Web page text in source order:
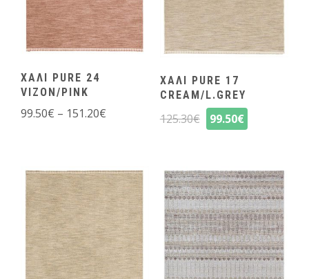
ΧΑΛΙ PURE 24
VIZON/PINK
99.50€ – 151.20€
ΧΑΛΙ PURE 17
CREAM/L.GREY
125.30€ 99.50€